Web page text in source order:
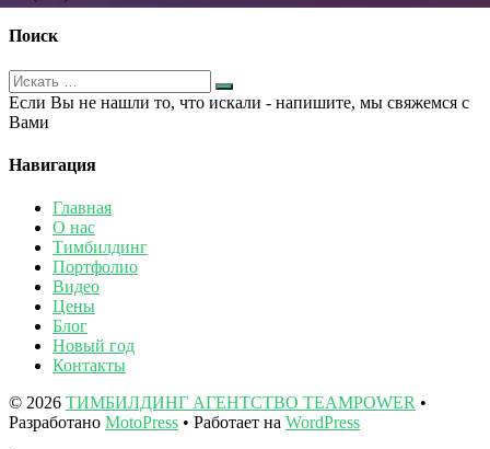
Поиск
Если Вы не нашли то, что искали - напишите, мы свяжемся с
Вами
Навигация
Главная
О нас
Тимбилдинг
Портфолио
Видео
Цены
Блог
Новый год
Контакты
© 2026 ТИМБИЛДИНГ АГЕНТСТВО TEAMPOWER •
Разработано MotoPress • Работает на WordPress